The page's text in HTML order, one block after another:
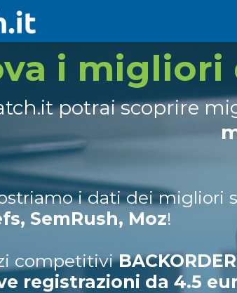
i migliori
potrai scoprire
i dati dei migliori
SemRush, Moz!
competitivi
registrazioni da 4.5